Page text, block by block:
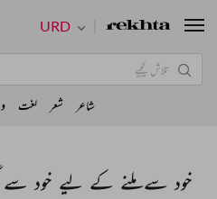
خود سے ملنے کے لیے خود سے
URD
شاعر شعر لغت